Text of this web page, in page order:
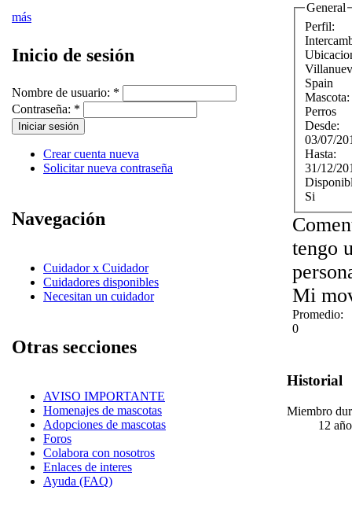
más
Inicio de sesión
Nombre de usuario: *
Contraseña: *
Crear cuenta nueva
Solicitar nueva contraseña
Navegación
Cuidador x Cuidador
Cuidadores disponibles
Necesitan un cuidador
Otras secciones
AVISO IMPORTANTE
Homenajes de mascotas
Adopciones de mascotas
Foros
Colabora con nosotros
Enlaces de interes
Ayuda (FAQ)
General
Perfil:
Spain
Mascota:
Perros
Desde:
03/07/
Hasta:
31/12/
Si
tengo
Mi
Promedio:
0
Historial
Miembro
12